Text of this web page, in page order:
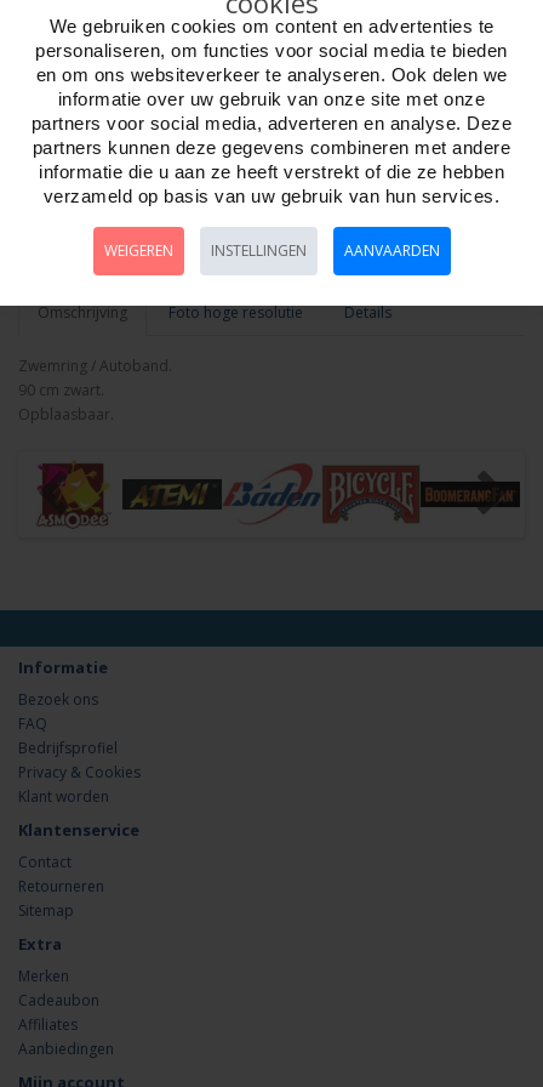
Aantal
Bestellen
Minimum afname:
Omschrijving Foto hoge resolutie Details
Zwemring / Autoband.
90 cm zwart.
Opblaasbaar.
Informatie
Bezoek ons
FAQ
Bedrijfsprofiel
Privacy & Cookies
Klant worden
Klantenservice
Contact
Retourneren
Sitemap
Extra
Merken
Cadeaubon
Affiliates
Aanbiedingen
Mijn account
We gebruiken cookies om content en advertenties te
personaliseren, om functies voor social media te bieden
en om ons websiteverkeer te analyseren. Ook delen we
informatie over uw gebruik van onze site met onze
partners voor social media, adverteren en analyse. Deze
partners kunnen deze gegevens combineren met andere
informatie die u aan ze heeft verstrekt of die ze hebben
verzameld op basis van uw gebruik van hun services.
WEIGEREN INSTELLINGEN AANVAARDEN